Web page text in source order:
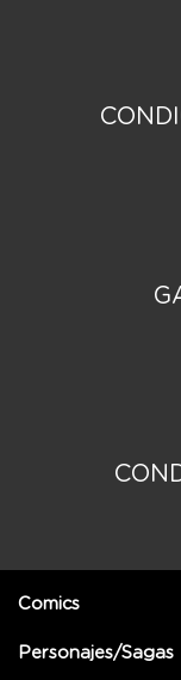
Comics
Personajes/Sagas